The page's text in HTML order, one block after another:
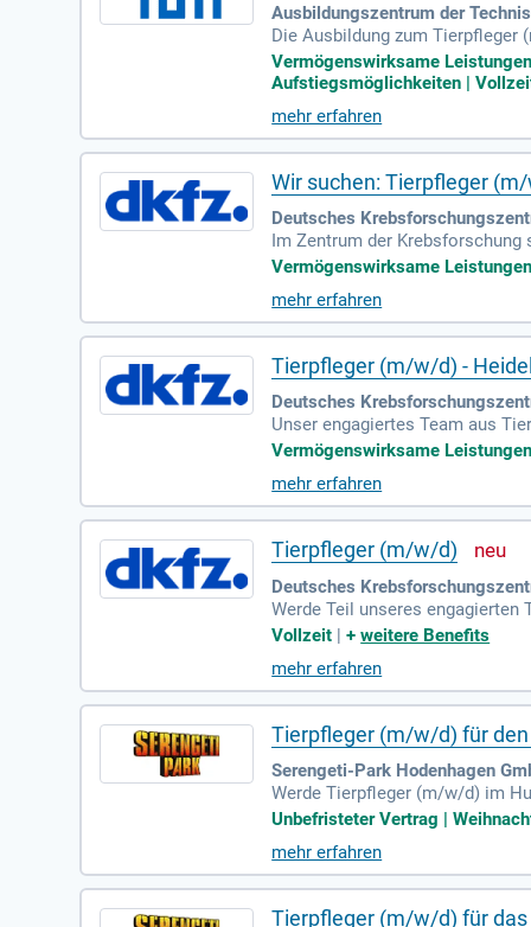
Ausbildungszentrum der
Die Ausbildung zum Tierpfleger
zungen sind ein qualifizierender
ihenstephan lernen Sie, Tiere
n von Jungtieren und die
medizinischen Vorgänge zu
rschutz!
Vermögenswirksame
Aufstiegsmöglichkeiten |
mehr erfahren
Wir suchen: Tierpfleger
Deutsches
Im Zentrum der
es, Tumoren präziser zu
struktur trägt zu dieser
Tierhaltung und Durchführung
unter höchsten
Vermögenswirksame
mehr erfahren
Tierpfleger (m/w/d) -
Deutsches
Unser engagiertes Team aus
l suchen wir Verstärkung als
en das Tierärzteteam. Hygiene
Bewerbung, um gemeinsam
Vermögenswirksame
mehr erfahren
Tierpfleger (m/w/d)
Deutsches
Werde Teil unseres
(m/w/d) in Heidelberg, Zentrum
stützung des Tierärzteteams.
ngungen. Bewirb dich jetzt und
Vollzeit |+weitere Benefits
mehr erfahren
Tierpfleger (m/w/d) für
Serengeti-Park Hodenhagen
Werde Tierpfleger (m/w/d) im
00 wilden Tieren. Schaffe
stellung mit 30 Tagen Urlaub
Saison. Starte jetzt ins Safari-
Unbefristeter Vertrag |
mehr erfahren
Tierpfleger (m/w/d) für das